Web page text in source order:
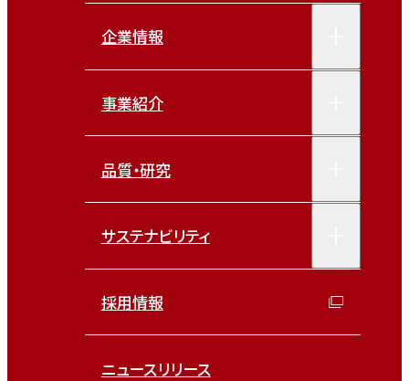
企業情報
事業紹介
品質・研究
サステナビリティ
採用情報
ニュースリリース